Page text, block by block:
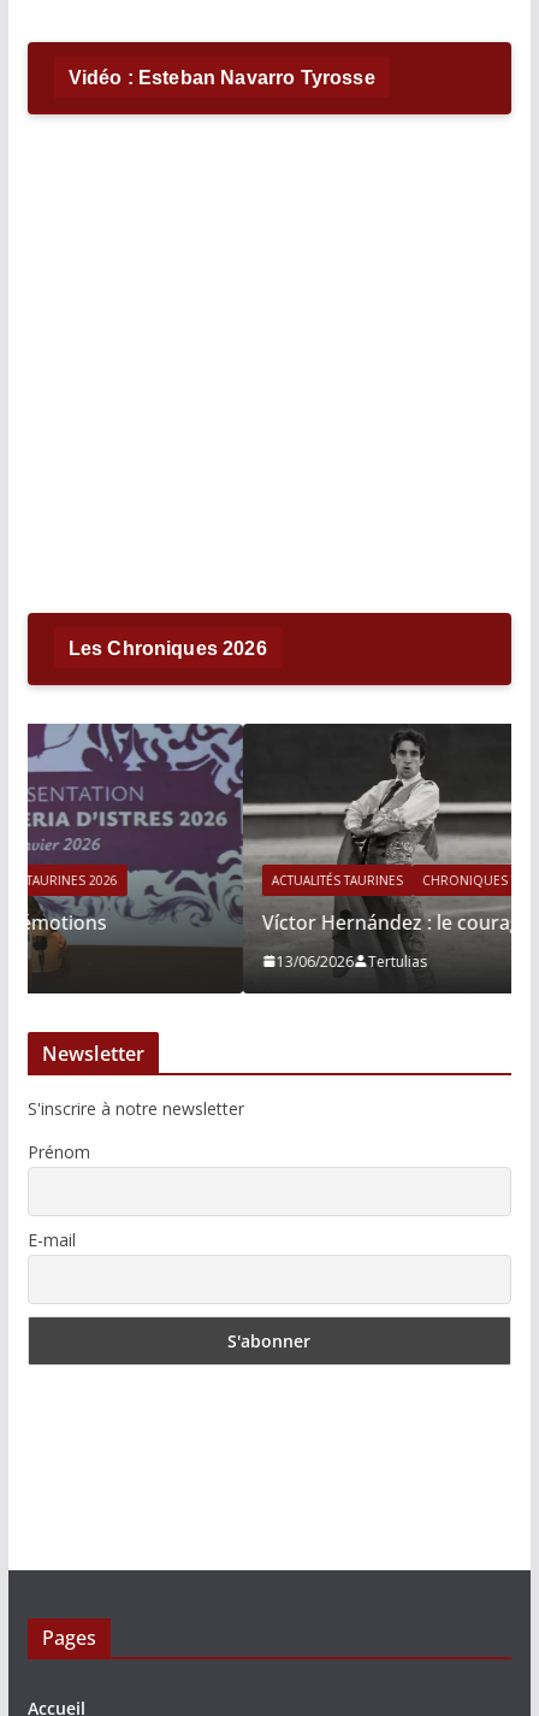
Vidéo : Esteban Navarro Tyrosse
Les Chroniques 2026
ACTUALITÉS TAURINES CHRONIQUES TAURINES 2026
Víctor Hernández : le courage immobile
Newsletter
S'inscrire à notre newsletter
Prénom
E-mail
Pages
Accueil